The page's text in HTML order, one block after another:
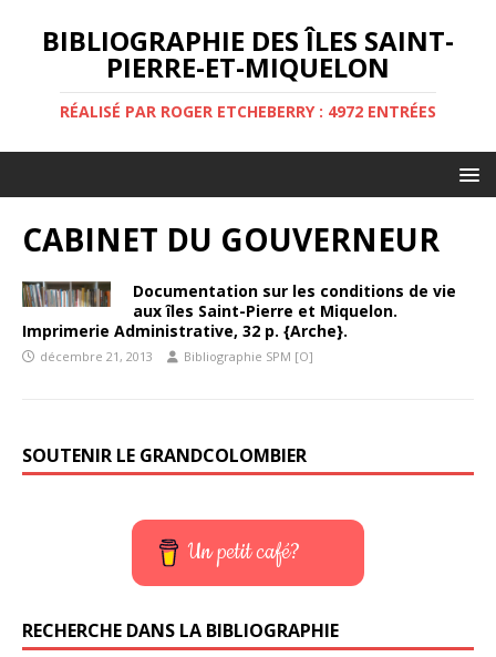
BIBLIOGRAPHIE DES ÎLES SAINT-
PIERRE-ET-MIQUELON
RÉALISÉ PAR ROGER ETCHEBERRY : 4972 ENTRÉES
CABINET DU GOUVERNEUR
Documentation sur les conditions de vie
aux îles Saint-Pierre et Miquelon.
Imprimerie Administrative, 32 p. {Arche}.
décembre 21, 2013 Bibliographie SPM [O]
SOUTENIR LE GRANDCOLOMBIER
Un petit café?
RECHERCHE DANS LA BIBLIOGRAPHIE